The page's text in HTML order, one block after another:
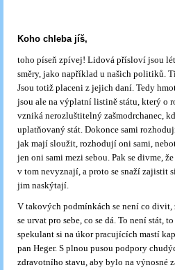
Koho chleba jíš,
toho píseň zpívej! Lidová přísloví jsou
směry, jako například u našich politiků.
Jsou totiž placeni z jejich daní. Tedy
jsou ale na výplatní listině státu, který o
vzniká nerozluštitelný zašmodrchanec,
uplatňovaný stát. Dokonce sami
jak mají sloužit, rozhodují oni sami,
jen oni sami mezi sebou. Pak se divme,
v tom nevyznají, a proto se snaží zajistit
jim naskýtají.
V takových podmínkách se není co
se urvat pro sebe, co se dá. To není stát,
spekulant si na úkor pracujících mastí
pan Heger. S plnou pusou podpory
zdravotního stavu, aby bylo na výnosné